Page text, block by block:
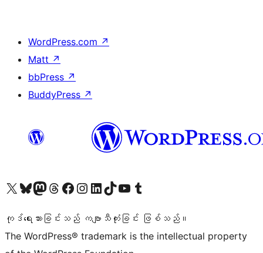
WordPress.com ↗
Matt ↗
bbPress ↗
BuddyPress ↗
ကျွန်ုပ်တို့၏ X (ယခင် Twitter) အကောင့်သို့ သွားရောက်ကြည့်ရှုပါကျွန်ုပ်တို့၏ Bluesky အကောင့်သို့ ဝင်ရောက်ကြည့်ရှုရန်
ကျွန်ုပ်တို့၏ Mastodon အကောင့်သို့ သွားရောက်ကြည့်ရှုပါကျွန်ုပ်တို့၏ Threads အကောင့်သို့ ဝင်ရောက်ကြည့်ရှုရန်
ကျွန်ုပ်တို့၏ Facebook စာမျက်နှာသို့ သွားရောက်ကြည့်ရှုပါကျွန်ုပ်တို့၏ Instagram အကောင့်သို့ သွားရောက်ကြည့်ရှုပါ ကျွန်ုပ်တို့၏ LinkedIn အကောင့်သို့ သွားရောက်ကြည့်ရှုပါကျွန်ုပ်တို့၏ TikTok အကောင့်သို့ ဝင်ရောက်ကြည့်ရှုရန်
ကျွန်ုပ်တို့၏ YouTube ချန်နယ်သို့ သွားရောက်ကြည့်ရှုပါ ကျွန်ုပ်တို့၏ Tumblr အကောင့်သို့ ဝင်ရောက်ကြည့်ရှုရန်
ကုဒ်ရေးသားခြင်းသည် ကဗျာသီကုံးခြင်း ဖြစ်သည်။
The WordPress® trademark is the intellectual property